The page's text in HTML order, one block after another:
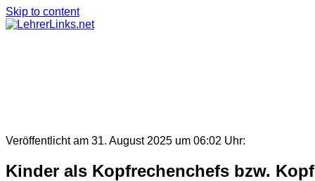
Skip to content
Veröffentlicht am 31. August 2025 um 06:02 Uhr:
Kinder als Kopfrechenchefs bzw.